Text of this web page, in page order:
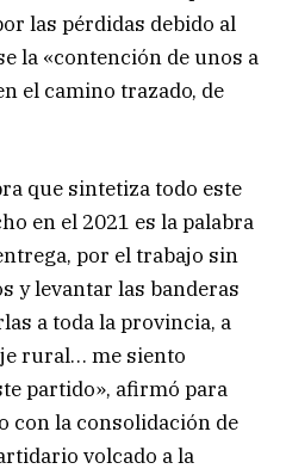
las pérdidas debido al
la «contención de unos a
el camino trazado, de
que sintetiza todo este
en el 2021 es la palabra
por el trabajo sin
y levantar las banderas
a toda la provincia, a
rural… me siento
partido», afirmó para
la consolidación de
volcado a la